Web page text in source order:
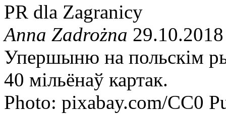
PR dla Zagranicy
Anna Zadrożna
Упершыню на польскім
40 мільёнаў картак.
Photo: pixabay.com/CC0